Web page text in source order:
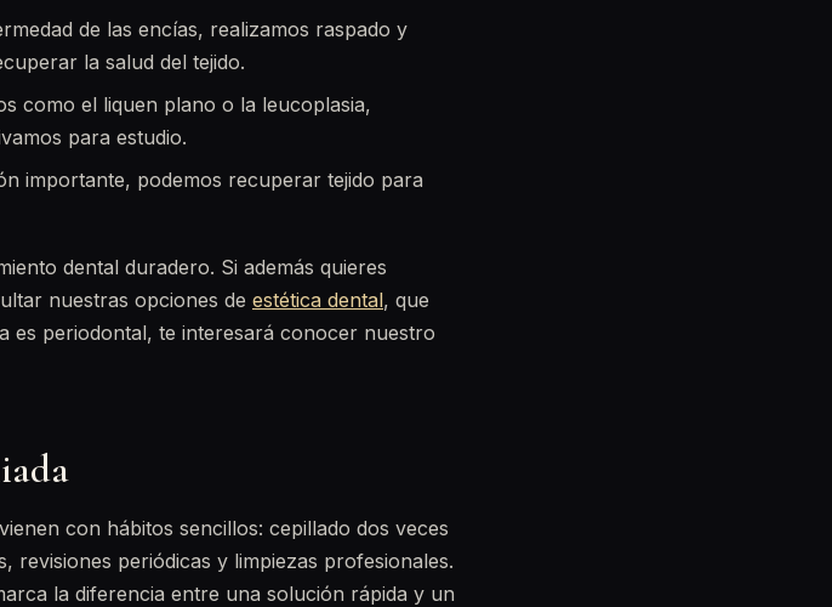
de las encías, realizamos raspado y
la salud del tejido.
como el liquen plano o la leucoplasia,
para estudio.
importante, podemos recuperar tejido para
dental duradero. Si además quieres
nuestras opciones de estética dental, que
es periodontal, te interesará conocer nuestro
con hábitos sencillos: cepillado dos veces
revisiones periódicas y limpiezas profesionales.
la diferencia entre una solución rápida y un